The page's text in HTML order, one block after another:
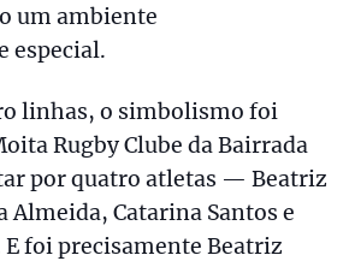
um ambiente
especial.
linhas, o simbolismo foi
Rugby Clube da Bairrada
por quatro atletas — Beatriz
Almeida, Catarina Santos e
foi precisamente Beatriz